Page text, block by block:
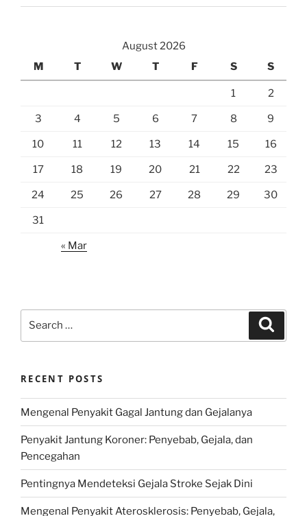
August 2026
M
T W T F S S
1 2
3 4 5 6 7 8 9
10 11 12 13 14 15 16
17 18 19 20 21 22 23
24 25 26 27 28 29 30
31
« Mar
RECENT POSTS
Mengenal Penyakit Gagal Jantung dan Gejalanya
Penyakit Jantung Koroner: Penyebab, Gejala, dan
Pencegahan
Pentingnya Mendeteksi Gejala Stroke Sejak Dini
Mengenal Penyakit Aterosklerosis: Penyebab, Gejala,